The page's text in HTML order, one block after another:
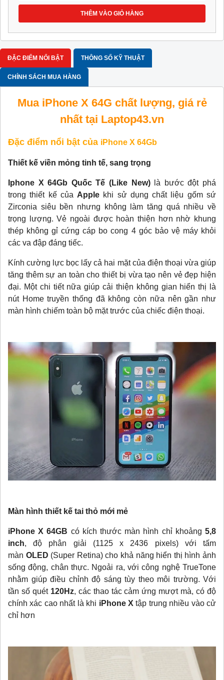
THÊM VÀO GIỎ HÀNG
ĐẶC ĐIỂM NỔI BẬT THÔNG SỐ KỸ THUẬT
CHÍNH SÁCH MUA HÀNG
Mua iPhone X 64G chất lượng, giá rẻ
nhất tại Laptop43.vn
Đặc điểm nổi bật của iPhone X 64Gb
Thiết kế viền mỏng tinh tế, sang trọng
Iphone X 64Gb Quốc Tế (Like New)là bước đột phá
trong thiết kế của Apple khi sử dụng chất liệu gốm sứ
Zirconia siêu bền nhưng không làm tăng quá nhiều về
trọng lượng. Vẻ ngoài được hoàn thiện hơn nhờ khung
thép không gỉ cứng cáp bo cong 4 góc bảo vệ máy khỏi
các va đập đáng tiếc.
Kính cường lực bọc lấy cả hai mặt của điện thoại vừa giúp
tăng thêm sự an toàn cho thiết bị vừa tạo nên vẻ đẹp hiện
đại. Một chi tiết nữa giúp cải thiện không gian hiển thị là
nút Home truyền thống đã không còn nữa nên gần như
màn hình chiếm toàn bộ mặt trước của chiếc điện thoại.
Màn hình thiết kế tai thỏ mới mẻ
iPhone X 64GB có kích thước màn hình chỉ khoảng5,8
inch, độ phân giải (1125 x 2436 pixels) với tấm
màn OLED (Super Retina) cho khả năng hiển thị hình ảnh
sống động, chân thực. Ngoải ra, với công nghệ TrueTone
nhằm giúp điều chỉnh độ sáng tùy theo môi trường. Với
tần số quét 120Hz, các thao tác cảm ứng mượt mà, có độ
chính xác cao nhất là khi iPhone X tập trung nhiều vào cử
chỉ hơn